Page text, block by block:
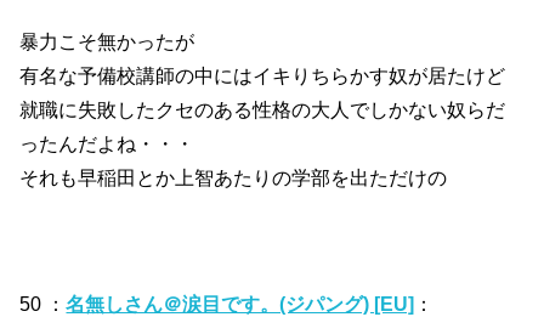
暴力こそ無かったが
有名な予備校講師の中にはイキりちらかす奴が居たけど
就職に失敗したクセのある性格の大人でしかない奴らだ
ったんだよね・・・
それも早稲田とか上智あたりの学部を出ただけの
50 ：名無しさん＠涙目です。(ジパング) [EU] ：